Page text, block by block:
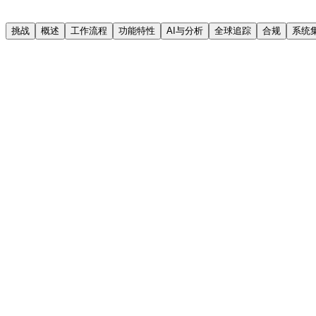
挑战 概述 工作流程 功能特性 AI与分析 全球追踪 合规 系统